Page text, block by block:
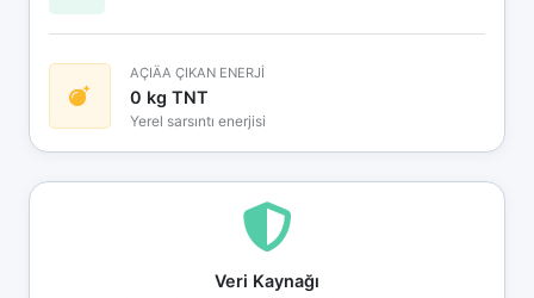
AÇIÄA ÇIKAN ENERJİ
0 kg TNT
Yerel sarsıntı enerjisi
Veri Kaynağı